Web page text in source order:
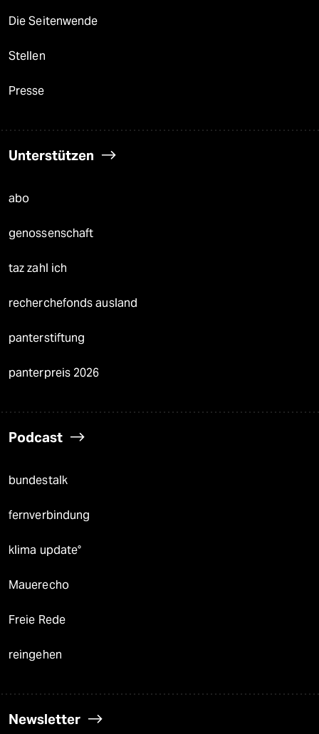
Die Seitenwende
Stellen
Presse
Unterstützen
abo
genossenschaft
taz zahl ich
recherchefonds ausland
panterstiftung
panterpreis 2026
Podcast
bundestalk
fernverbindung
klima update°
Mauerecho
Freie Rede
reingehen
Newsletter